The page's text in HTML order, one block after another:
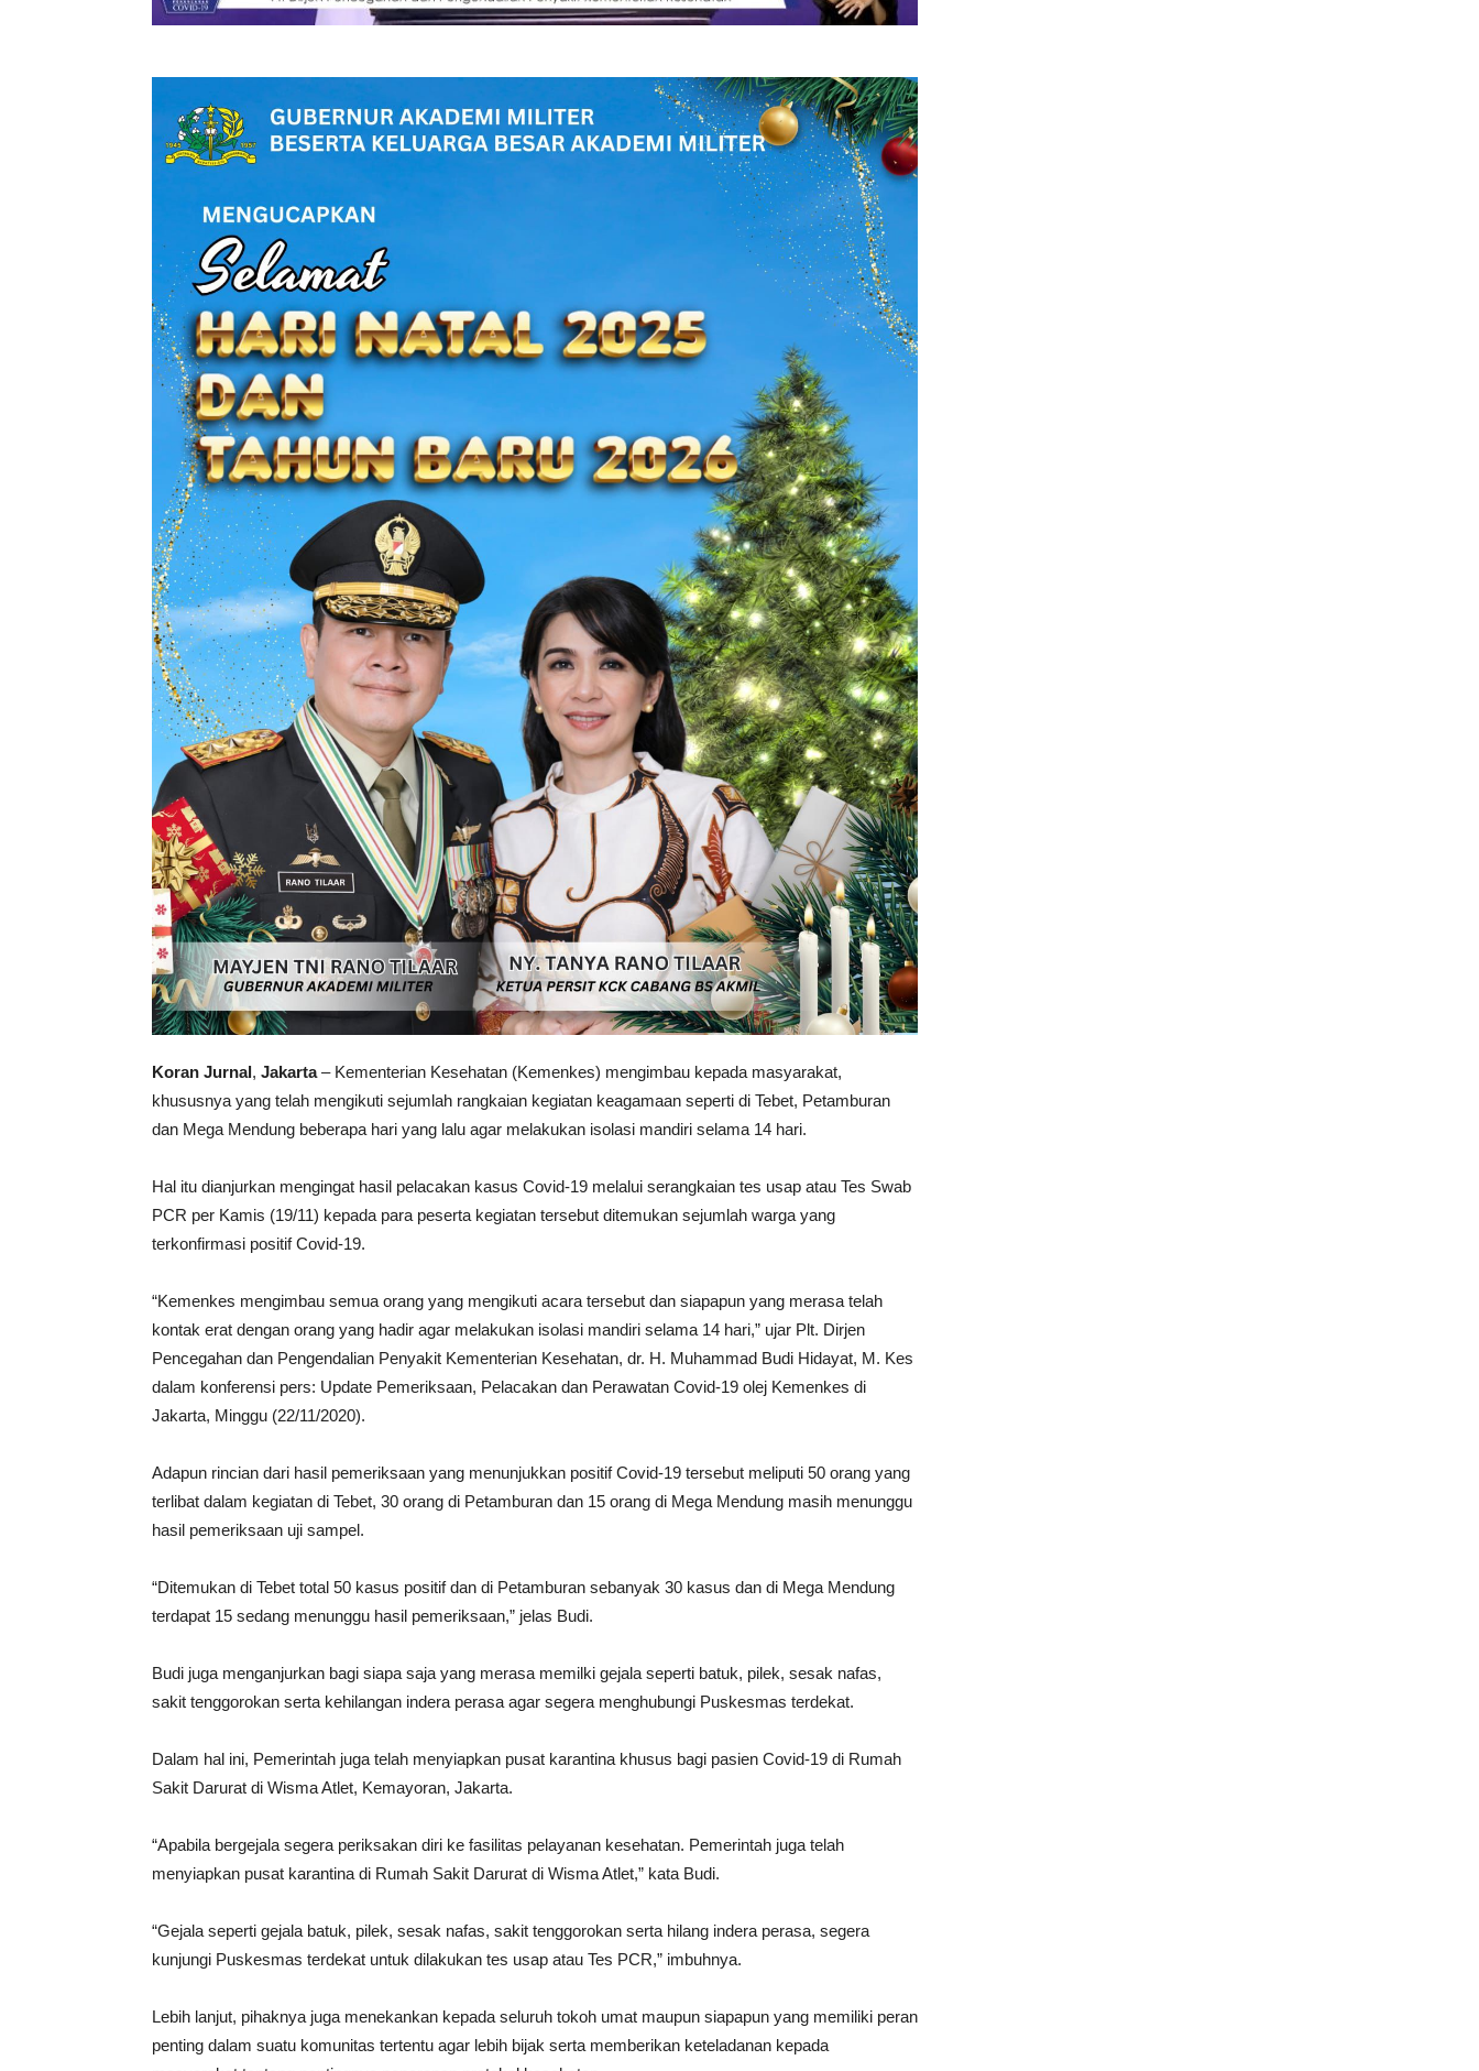
Koran Jurnal, Jakarta– Kementerian Kesehatan (Kemenkes) mengimbau kepada masyarakat,
khususnya yang telah mengikuti sejumlah rangkaian kegiatan keagamaan seperti di Tebet, Petamburan
dan Mega Mendung beberapa hari yang lalu agar melakukan isolasi mandiri selama 14 hari.
Hal itu dianjurkan mengingat hasil pelacakan kasus Covid-19 melalui serangkaian tes usap atau Tes Swab
PCR per Kamis (19/11) kepada para peserta kegiatan tersebut ditemukan sejumlah warga yang
terkonfirmasi positif Covid-19.
“Kemenkes mengimbau semua orang yang mengikuti acara tersebut dan siapapun yang merasa telah
kontak erat dengan orang yang hadir agar melakukan isolasi mandiri selama 14 hari,” ujar Plt. Dirjen
Pencegahan dan Pengendalian Penyakit Kementerian Kesehatan, dr. H. Muhammad Budi Hidayat, M. Kes
dalam konferensi pers: Update Pemeriksaan, Pelacakan dan Perawatan Covid-19 olej Kemenkes di
Jakarta, Minggu (22/11/2020).
Adapun rincian dari hasil pemeriksaan yang menunjukkan positif Covid-19 tersebut meliputi 50 orang yang
terlibat dalam kegiatan di Tebet, 30 orang di Petamburan dan 15 orang di Mega Mendung masih menunggu
hasil pemeriksaan uji sampel.
“Ditemukan di Tebet total 50 kasus positif dan di Petamburan sebanyak 30 kasus dan di Mega Mendung
terdapat 15 sedang menunggu hasil pemeriksaan,” jelas Budi.
Budi juga menganjurkan bagi siapa saja yang merasa memilki gejala seperti batuk, pilek, sesak nafas,
sakit tenggorokan serta kehilangan indera perasa agar segera menghubungi Puskesmas terdekat.
Dalam hal ini, Pemerintah juga telah menyiapkan pusat karantina khusus bagi pasien Covid-19 di Rumah
Sakit Darurat di Wisma Atlet, Kemayoran, Jakarta.
“Apabila bergejala segera periksakan diri ke fasilitas pelayanan kesehatan. Pemerintah juga telah
menyiapkan pusat karantina di Rumah Sakit Darurat di Wisma Atlet,” kata Budi.
“Gejala seperti gejala batuk, pilek, sesak nafas, sakit tenggorokan serta hilang indera perasa, segera
kunjungi Puskesmas terdekat untuk dilakukan tes usap atau Tes PCR,” imbuhnya.
Lebih lanjut, pihaknya juga menekankan kepada seluruh tokoh umat maupun siapapun yang memiliki peran
penting dalam suatu komunitas tertentu agar lebih bijak serta memberikan keteladanan kepada